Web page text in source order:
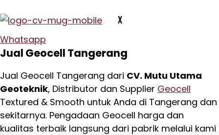
X
Whatsapp
Jual Geocell Tangerang
Jual Geocell Tangerang dari CV. Mutu Utama
Geoteknik, Distributor dan Supplier Geocell
Textured & Smooth untuk Anda di Tangerang dan
sekitarnya. Pengadaan Geocell harga dan
kualitas terbaik langsung dari pabrik melalui kami